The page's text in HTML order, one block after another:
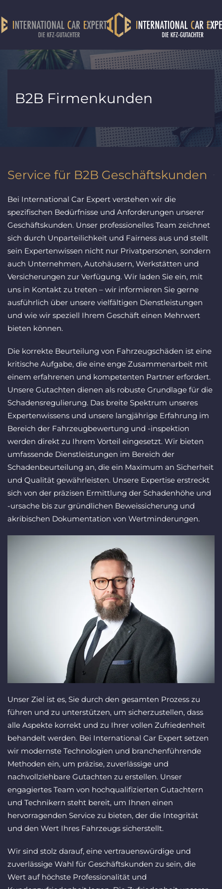
Zum Hauptinhalt springen
B2B Firmenkunden
Service für B2B Geschäftskunden
Bei International Car Expert verstehen wir die
spezifischen Bedürfnisse und Anforderungen unserer
Geschäftskunden. Unser professionelles Team zeichnet
sich durch Unparteilichkeit und Fairness aus und stellt
sein Expertenwissen nicht nur Privatpersonen, sondern
auch Unternehmen, Autohäusern, Werkstätten und
Versicherungen zur Verfügung. Wir laden Sie ein, mit
uns in Kontakt zu treten – wir informieren Sie gerne
ausführlich über unsere vielfältigen Dienstleistungen
und wie wir speziell Ihrem Geschäft einen Mehrwert
bieten können.
Die korrekte Beurteilung von Fahrzeugschäden ist eine
kritische Aufgabe, die eine enge Zusammenarbeit mit
einem erfahrenen und kompetenten Partner erfordert.
Unsere Gutachten dienen als robuste Grundlage für die
Schadensregulierung. Das breite Spektrum unseres
Expertenwissens und unsere langjährige Erfahrung im
Bereich der Fahrzeugbewertung und -inspektion
werden direkt zu Ihrem Vorteil eingesetzt. Wir bieten
umfassende Dienstleistungen im Bereich der
Schadenbeurteilung an, die ein Maximum an Sicherheit
und Qualität gewährleisten. Unsere Expertise erstreckt
sich von der präzisen Ermittlung der Schadenhöhe und
-ursache bis zur gründlichen Beweissicherung und
akribischen Dokumentation von Wertminderungen.
Unser Ziel ist es, Sie durch den gesamten Prozess zu
führen und zu unterstützen, um sicherzustellen, dass
alle Aspekte korrekt und zu Ihrer vollen Zufriedenheit
behandelt werden. Bei International Car Expert setzen
wir modernste Technologien und branchenführende
Methoden ein, um präzise, zuverlässige und
nachvollziehbare Gutachten zu erstellen. Unser
engagiertes Team von hochqualifizierten Gutachtern
und Technikern steht bereit, um Ihnen einen
hervorragenden Service zu bieten, der die Integrität
und den Wert Ihres Fahrzeugs sicherstellt.
Wir sind stolz darauf, eine vertrauenswürdige und
zuverlässige Wahl für Geschäftskunden zu sein, die
Wert auf höchste Professionalität und